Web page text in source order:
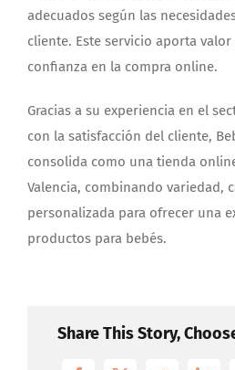
adecuados según las
cliente. Este servicio aporta
confianza en la compra online.
Gracias a su experiencia en el
con la satisfacción del cliente,
consolida como una tienda
Valencia, combinando variedad,
personalizada para ofrecer una
productos para bebés.
Share This Story,